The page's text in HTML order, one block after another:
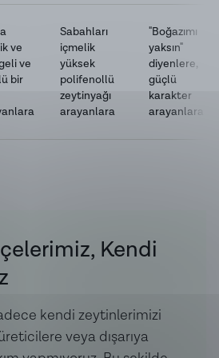
Doğal Edremit Siyah Zeytin,
ve
ve
bir
Sabahları
içmelik
yüksek
polifenollü
zeytinyağı
arayanlara
"Boğazımı
yaksın"
diyenlere,
güçlü
karakter
arayanlara
Kendi
kendi zeytinlerimizi
veya dışarıya